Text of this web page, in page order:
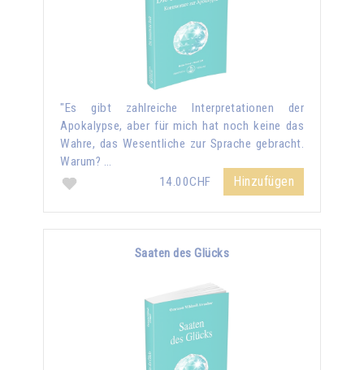
"Es gibt zahlreiche Interpretationen der
Apokalypse, aber für mich hat noch keine das
Wahre, das Wesentliche zur Sprache gebracht.
Warum? …
14.00CHF
Hinzufügen
Saaten des Glücks